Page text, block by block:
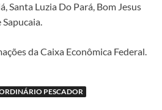
Santa Luzia Do Pará, Bom Jesus
da Caixa Econômica Federal.
PESCADOR